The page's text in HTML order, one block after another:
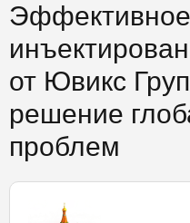
Эффективное
от Ювикс
решение
проблем